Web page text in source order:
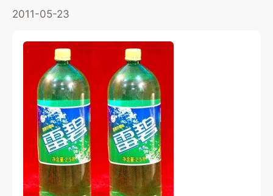
2011-05-23